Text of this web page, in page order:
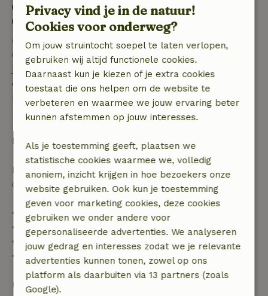
Inchecken: 15:00- 22:00
Uitchecken: 07:00- 11:00
Gratis annuleren binnen 7 dagen
Gratis annuleren binnen 7 dagen na bevestiging van
je boeking, bij een boekingsaanvraag meer dan 28
dagen voor aanvang. Bij een boeking met aanvang
binnen 28 dagen geldt gratis annuleren binnen 24
uur. Bij annulering binnen gestelde periode heb je
recht op volledige terugbetaling van het
boekingsbedrag.
Daarna krijg je een deel van de reissom en 100% van
de borg terugbetaald:
• tot 42 dagen voor aankomst: 70% terugbetaald
• 42–28 dagen voor aankomst: 40% terugbetaald
• 28 dagen tot de aankomstdag: 10% terugbetaald
• op de aankomstdag of later: geen terugbetaling
Bekijk alles
Privacy vind je in de natuur!
Cookies voor onderweg?
Om jouw struintocht soepel te laten verlopen,
gebruiken wij altijd functionele cookies.
Daarnaast kun je kiezen of je extra cookies
toestaat die ons helpen om de website te
verbeteren en waarmee we jouw ervaring beter
kunnen afstemmen op jouw interesses.
Als je toestemming geeft, plaatsen we
statistische cookies waarmee we, volledig
anoniem, inzicht krijgen in hoe bezoekers onze
website gebruiken. Ook kun je toestemming
geven voor marketing cookies, deze cookies
gebruiken we onder andere voor
gepersonaliseerde advertenties. We analyseren
jouw gedrag en interesses zodat we je relevante
advertenties kunnen tonen, zowel op ons
platform als daarbuiten via 13 partners (zoals
Google).